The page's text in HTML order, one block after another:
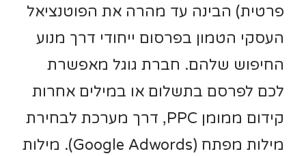
פרטית) הבינה עד מהרה את הפוטנציאל
העסקי הטמון בפרסום ייחודי דרך מנוע
החיפוש שלהם. חברת גוגל מאפשרת
לכם לפרסם בתשלום או במילים אחרות
קידום ממומן PPC, דרך מערכת לבחירת
מילות מפתח (Google Adwords). מילות